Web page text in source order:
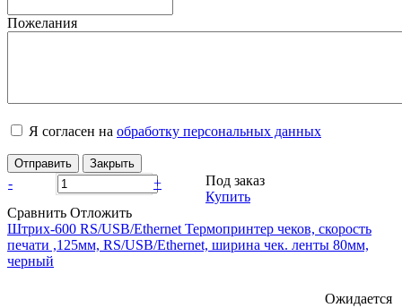
Пожелания
Я согласен на обработку персональных данных
Отправить Закрыть
- +
Под заказ
Купить
Сравнить Отложить
Штрих-600 RS/USB/Ethernet Термопринтер чеков, скорость
печати ,125мм, RS/USB/Ethernet, ширина чек. ленты 80мм,
черный
Ожидается